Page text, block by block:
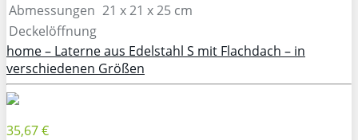
Abmessungen 21 x 21 x 25 cm
Deckelöffnung
home – Laterne aus Edelstahl S mit Flachdach – in
verschiedenen Größen
35,67 €